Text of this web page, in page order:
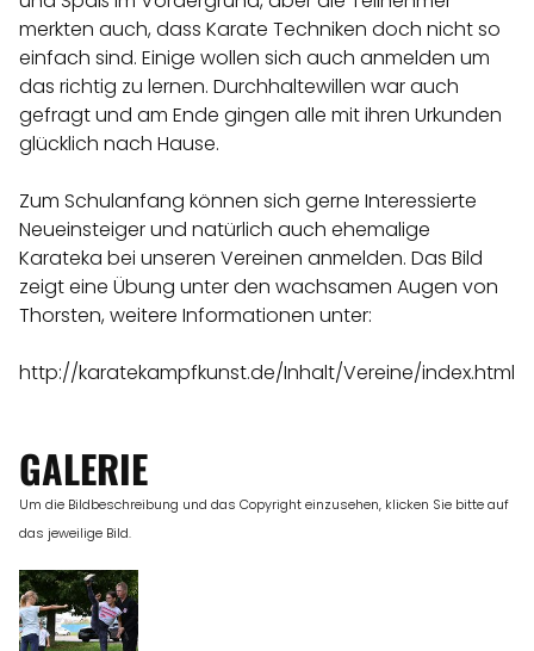
merkten auch, dass Karate Techniken doch nicht so
einfach sind. Einige wollen sich auch anmelden um
das richtig zu lernen. Durchhaltewillen war auch
gefragt und am Ende gingen alle mit ihren Urkunden
glücklich nach Hause.
Zum Schulanfang können sich gerne Interessierte
Neueinsteiger und natürlich auch ehemalige
Karateka bei unseren Vereinen anmelden. Das Bild
zeigt eine Übung unter den wachsamen Augen von
Thorsten, weitere Informationen unter:
http://karatekampfkunst.de/Inhalt/Vereine/index.html
GALERIE
Um die Bildbeschreibung und das Copyright einzusehen, klicken Sie bitte auf
das jeweilige Bild.